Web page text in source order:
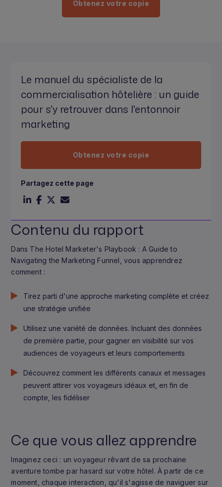
Obtenez votre copie
Contenu du rapport
Dans The Hotel Marketer's Playbook : A Guide to
Navigating the Marketing Funnel, vous apprendrez
comment :
Tirez parti d'une approche marketing complète et créez
une stratégie unifiée
Utilisez une variété de données. Incluant des données
de première partie, pour gagner en visibilité sur vos
audiences de voyageurs et leurs comportements
Découvrez comment les différents canaux et messages
peuvent attirer vos voyageurs idéaux et, en fin de
compte, les fidéliser
Ce que vous allez apprendre
Imaginez ceci : un voyageur rêvant de sa prochaine
aventure tombe par hasard sur votre hôtel. À partir de ce
moment, chaque interaction, qu'il s'agisse de naviguer sur
Le manuel du spécialiste de la
commercialisation hôtelière : un guide
pour s'y retrouver dans l'entonnoir
marketing
Obtenez votre copie
Partagez cette page